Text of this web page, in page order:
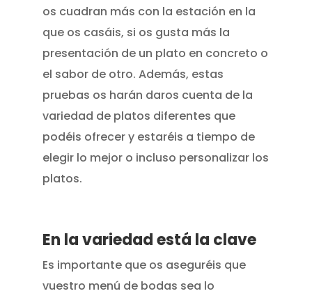
os cuadran más con la estación en la
que os casáis, si os gusta más la
presentación de un plato en concreto o
el sabor de otro. Además, estas
pruebas os harán daros cuenta de la
variedad de platos diferentes que
podéis ofrecer y estaréis a tiempo de
elegir lo mejor o incluso personalizar los
platos.
En la variedad está la clave
Es importante que os aseguréis que
vuestro menú de bodas sea lo